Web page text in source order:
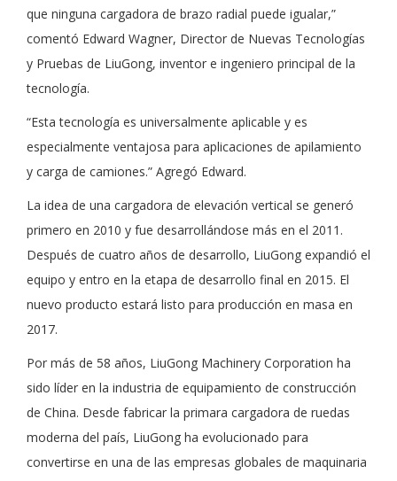
que ninguna cargadora de brazo radial puede igualar,”
comentó Edward Wagner, Director de Nuevas Tecnologías
y Pruebas de LiuGong, inventor e ingeniero principal de la
tecnología.
“Esta tecnología es universalmente aplicable y es
especialmente ventajosa para aplicaciones de apilamiento
y carga de camiones.” Agregó Edward.
La idea de una cargadora de elevación vertical se generó
primero en 2010 y fue desarrollándose más en el 2011.
Después de cuatro años de desarrollo, LiuGong expandió el
equipo y entro en la etapa de desarrollo final en 2015. El
nuevo producto estará listo para producción en masa en
2017.
Por más de 58 años, LiuGong Machinery Corporation ha
sido líder en la industria de equipamiento de construcción
de China. Desde fabricar la primara cargadora de ruedas
moderna del país, LiuGong ha evolucionado para
convertirse en una de las empresas globales de maquinaria